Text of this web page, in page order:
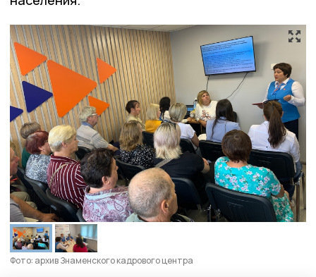
Фото: архив Знаменского кадрового центра